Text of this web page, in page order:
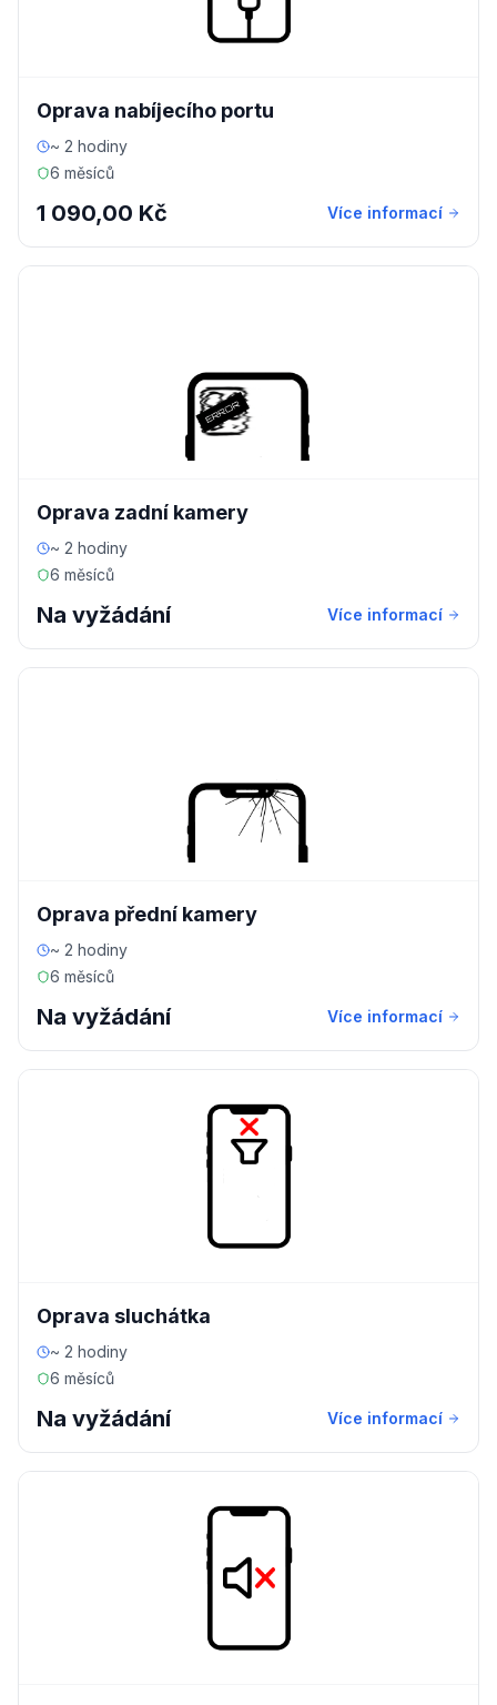
Oprava nabíjecího portu
~ 2 hodiny
6 měsíců
1 090,00 Kč Více informací
Oprava zadní kamery
~ 2 hodiny
6 měsíců
Na vyžádání Více informací
Oprava přední kamery
~ 2 hodiny
6 měsíců
Na vyžádání Více informací
Oprava sluchátka
~ 2 hodiny
6 měsíců
Na vyžádání Více informací